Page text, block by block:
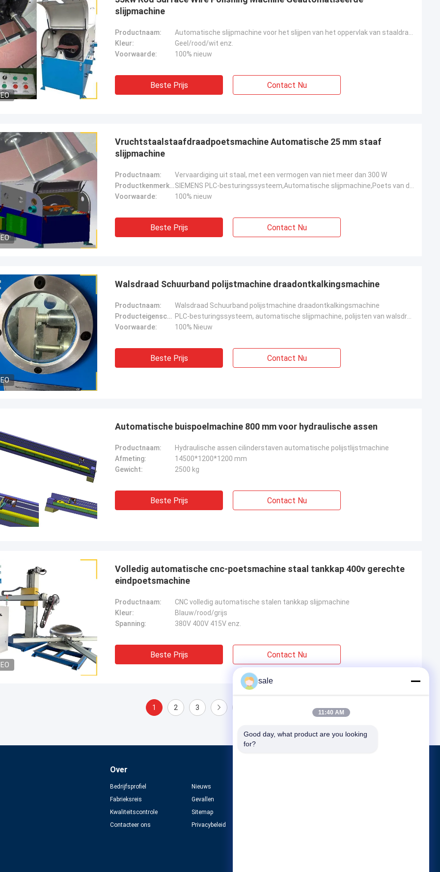
slijpmachine
Productnaam:
Kleur:
Geel/rood/wit enz.
Voorwaarde:
100% nieuw
Beste Prijs Contact Nu
Vruchtstaalstaafdraadpoetsmachine Automatische 25 mm staaf
slijpmachine
Productnaam:
Vervaardiging uit staal, met een vermogen van niet meer dan 300 W
Productkenmerken:
Voorwaarde:
100% nieuw
Beste Prijs Contact Nu
Walsdraad Schuurband polijstmachine draadontkalkingsmachine
Productnaam:
Walsdraad Schuurband polijstmachine draadontkalkingsmachine
Producteigenschappen:
Voorwaarde:
100% Nieuw
Beste Prijs Contact Nu
Automatische buispoelmachine 800 mm voor hydraulische assen
Productnaam:
Hydraulische assen cilinderstaven automatische polijstlijstmachine
Afmeting:
14500*1200*1200 mm
Gewicht:
2500 kg
Beste Prijs Contact Nu
Volledig automatische cnc-poetsmachine staal tankkap 400v gerechte
eindpoetsmachine
Productnaam:
CNC volledig automatische stalen tankkap slijpmachine
Kleur:
Blauw/rood/grijs
Spanning:
380V 400V 415V enz.
Beste Prijs Contact Nu
1 2 3
Over
Bedrijfsprofiel
Fabrieksreis
Kwaliteitscontrole
Contacteer ons
Nieuws
Gevallen
Sitemap
Privacybeleid
sale
11:40 AM
Good day, what product are you looking
for?